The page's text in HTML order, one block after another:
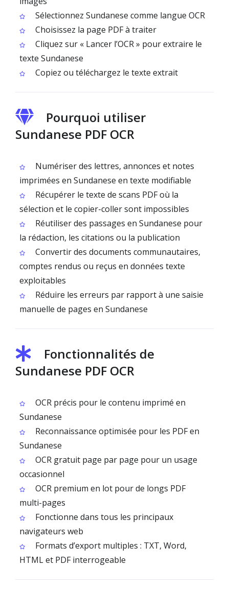
Sélectionnez Sundanese comme langue OCR
Choisissez la page PDF à traiter
Cliquez sur « Lancer l’OCR » pour extraire le
texte Sundanese
Copiez ou téléchargez le texte extrait
Pourquoi utiliser
Sundanese PDF OCR
Numériser des lettres, annonces et notes
imprimées en Sundanese en texte modifiable
Récupérer le texte de scans PDF où la
sélection et le copier-coller sont impossibles
Réutiliser des passages en Sundanese pour
la rédaction, les citations ou la publication
Convertir des documents communautaires,
comptes rendus ou reçus en données texte
exploitables
Réduire les erreurs par rapport à une saisie
manuelle de pages en Sundanese
Fonctionnalités de
Sundanese PDF OCR
OCR précis pour le contenu imprimé en
Sundanese
Reconnaissance optimisée pour les PDF en
Sundanese
OCR gratuit page par page pour un usage
occasionnel
OCR premium en lot pour de longs PDF
multi-pages
Fonctionne dans tous les principaux
navigateurs web
Formats d’export multiples : TXT, Word,
HTML et PDF interrogeable